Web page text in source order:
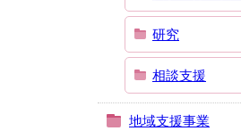
研究
相談支援
地域支援事業